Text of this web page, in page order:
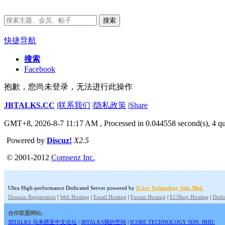
搜索
快捷导航
搜索
Facebook
抱歉，您尚未登录，无法进行此操作
JBTALKS.CC |联系我们 |隐私政策 |Share
GMT+8, 2026-8-7 11:17 AM , Processed in 0.044558 second(s), 4
Powered by Discuz! X2.5
© 2001-2012 Comsenz Inc.
Ultra High-performance Dedicated Server powered by iCore Technology Sdn. Bhd.
Domain Registration | Web Hosting | Email Hosting | Forum Hosting | ECShop Hosting |
合作联盟网站:
JBTALKS 马来西亚中文论坛 | JBTALKS我的空间 | ICORE TECHNOLOGY SDN. BHD.